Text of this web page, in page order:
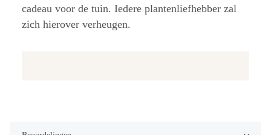
cadeau voor de tuin. Iedere plantenliefhebber zal
zich hierover verheugen.